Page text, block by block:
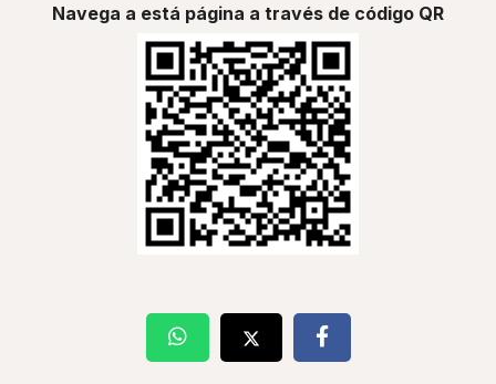
Navega a está página a través de código QR